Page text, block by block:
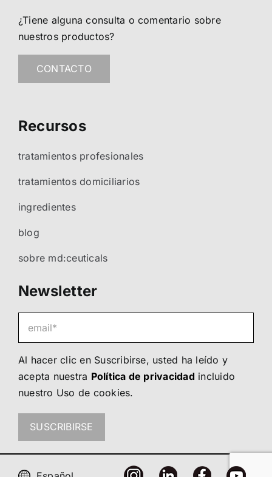
¿Tiene alguna consulta o comentario sobre
nuestros productos?
CONTACTO
Recursos
tratamientos profesionales
tratamientos domiciliarios
ingredientes
blog
sobre md:ceuticals
Newsletter
Al hacer clic en Suscribirse, usted ha leído y
acepta nuestra Política de privacidad incluido
nuestro Uso de cookies.
SUSCRIBIRSE
Únete a nosotros!